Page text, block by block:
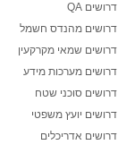
דרושים QA
דרושים מהנדס חשמל
דרושים שמאי מקרקעין
דרושים מערכות מידע
דרושים סוכני שטח
דרושים יועץ משפטי
דרושים אדריכלים